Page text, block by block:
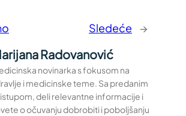
Sledeće →
Radovanović
novinarka s fokusom na
i medicinske teme. Sa predanim
deli relevantne informacije i
o očuvanju dobrobiti i poboljšanju